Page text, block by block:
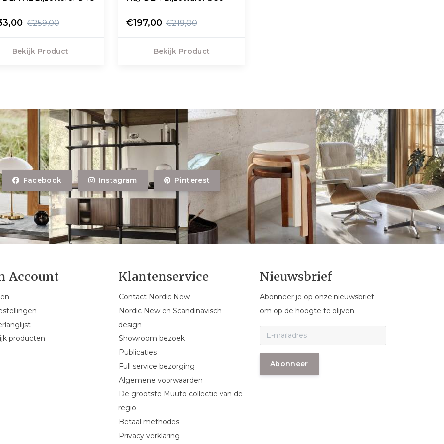
€259,00
Bekijk Product
€197,00 €219,00
Bekijk Product
Facebook Instagram Pinterest
Account
producten
Klantenservice
Contact Nordic New
Nordic New en Scandinavisch
design
Showroom bezoek
Publicaties
Full service bezorging
Algemene voorwaarden
De grootste Muuto collectie van de
regio
Betaal methodes
Privacy verklaring
Nieuwsbrief
Abonneer je op onze nieuwsbrief
om op de hoogte te blijven.
Abonneer